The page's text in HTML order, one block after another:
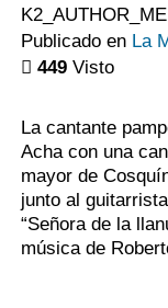
K2_AUTHOR_ME
Publicado en La
449 Visto
La cantante
Acha con una
mayor de
junto al
“Señora de la
música de